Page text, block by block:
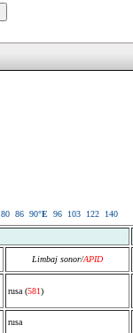
80 86 90°E 96 103 122 140
Limbaj sonor/APID
rusa (581)
rusa